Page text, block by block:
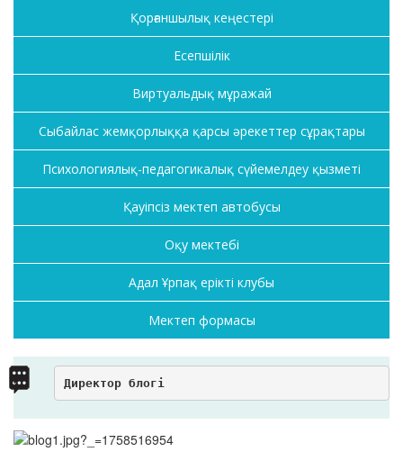
Қорғаншылық кеңестері
Есепшілік
Виртуальдық мұражай
Сыбайлас жемқорлыққа қарсы әрекеттер сұрақтары
Психологиялық-педагогикалық сүйемелдеу қызметі
Қауіпсіз мектеп автобусы
Оқу мектебі
Адал Ұрпақ ерікті клубы
Мектеп формасы
Директор блогі